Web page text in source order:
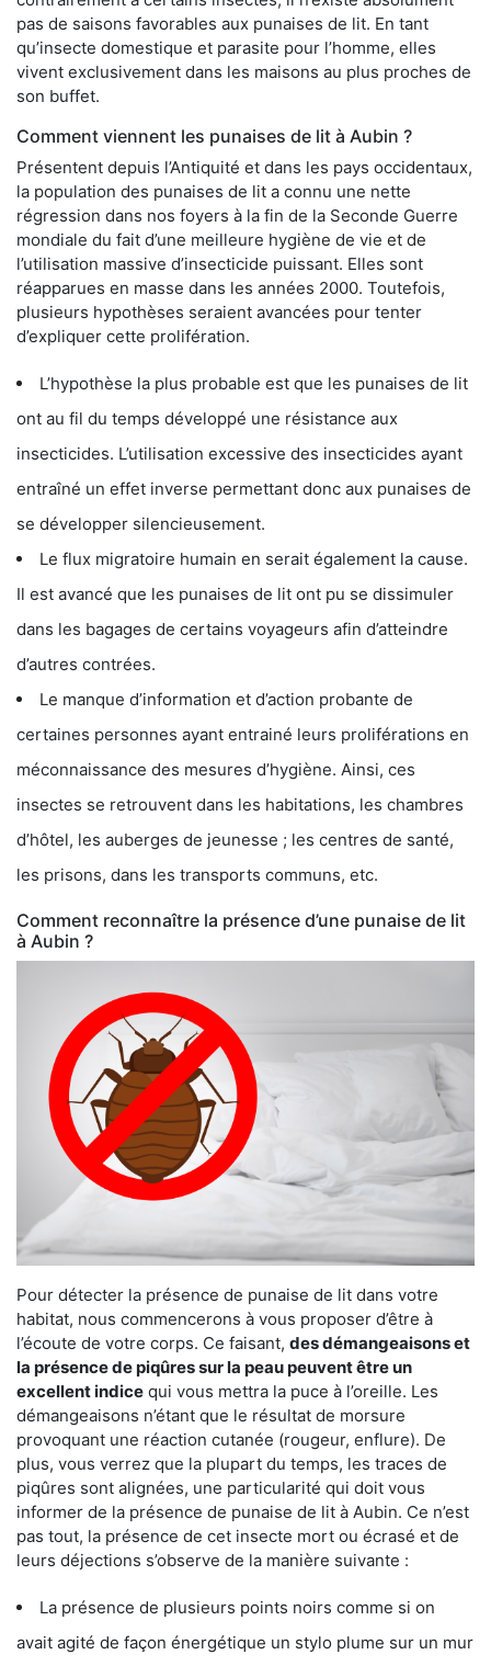
pas de saisons favorables aux punaises de lit. En tant
qu’insecte domestique et parasite pour l’homme, elles
vivent exclusivement dans les maisons au plus proches de
son buffet.
Comment viennent les punaises de lit à Aubin ?
Présentent depuis l’Antiquité et dans les pays occidentaux,
la population des punaises de lit a connu une nette
régression dans nos foyers à la fin de la Seconde Guerre
mondiale du fait d’une meilleure hygiène de vie et de
l’utilisation massive d’insecticide puissant. Elles sont
réapparues en masse dans les années 2000. Toutefois,
plusieurs hypothèses seraient avancées pour tenter
d’expliquer cette prolifération.
L’hypothèse la plus probable est que les punaises de lit
ont au fil du temps développé une résistance aux
insecticides. L’utilisation excessive des insecticides ayant
entraîné un effet inverse permettant donc aux punaises de
se développer silencieusement.
Le flux migratoire humain en serait également la cause.
Il est avancé que les punaises de lit ont pu se dissimuler
dans les bagages de certains voyageurs afin d’atteindre
d’autres contrées.
Le manque d’information et d’action probante de
certaines personnes ayant entrainé leurs proliférations en
méconnaissance des mesures d’hygiène. Ainsi, ces
insectes se retrouvent dans les habitations, les chambres
d’hôtel, les auberges de jeunesse ; les centres de santé,
les prisons, dans les transports communs, etc.
Comment reconnaître la présence d’une punaise de lit
à Aubin ?
Pour détecter la présence de punaise de lit dans votre
habitat, nous commencerons à vous proposer d’être à
l’écoute de votre corps. Ce faisant, des démangeaisons et
la présence de piqûres sur la peau peuvent être un
excellent indice qui vous mettra la puce à l’oreille. Les
démangeaisons n’étant que le résultat de morsure
provoquant une réaction cutanée (rougeur, enflure). De
plus, vous verrez que la plupart du temps, les traces de
piqûres sont alignées, une particularité qui doit vous
informer de la présence de punaise de lit à Aubin. Ce n’est
pas tout, la présence de cet insecte mort ou écrasé et de
leurs déjections s’observe de la manière suivante :
La présence de plusieurs points noirs comme si on
avait agité de façon énergétique un stylo plume sur un mur